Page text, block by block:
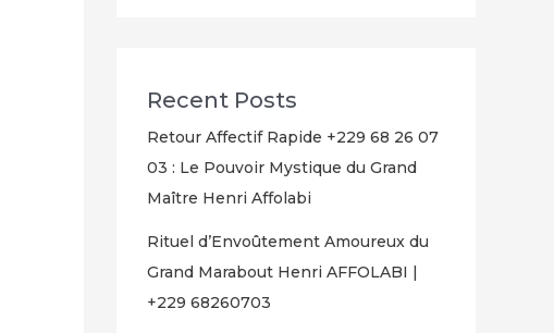
Recent Posts
Retour Affectif Rapide +229 68 26 07
03 : Le Pouvoir Mystique du Grand
Maître Henri Affolabi
Rituel d’Envoûtement Amoureux du
Grand Marabout Henri AFFOLABI |
+229 68260703